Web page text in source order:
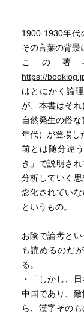
1900-1930年代
その言葉の背景
この
https://
はとにかく論
が、本書はそ
自然発生の俗
年代）が登場し
前とは随分違
き」で説明さ
分析していく
念化されてい
というもの。
お陰で論考と
も読めるのだ
る。
・「しかし、
中国であり、
ら、漢字その